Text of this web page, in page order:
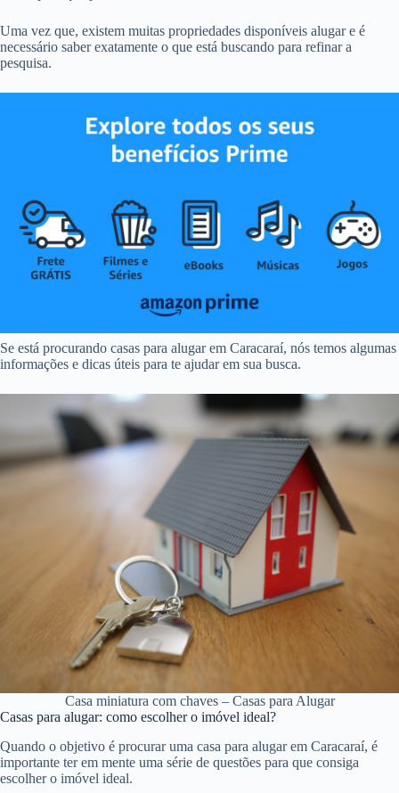
Uma vez que, existem muitas propriedades disponíveis alugar e é
necessário saber exatamente o que está buscando para refinar a
pesquisa.
Se está procurando casas para alugar em Caracaraí, nós temos algumas
informações e dicas úteis para te ajudar em sua busca.
Casa miniatura com chaves – Casas para Alugar
Casas para alugar: como escolher o imóvel ideal?
Quando o objetivo é procurar uma casa para alugar em Caracaraí, é
importante ter em mente uma série de questões para que consiga
escolher o imóvel ideal.